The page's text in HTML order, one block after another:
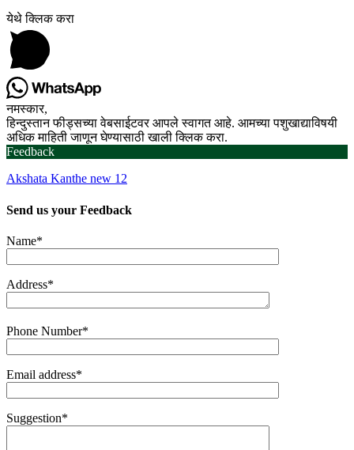
येथे क्लिक करा
नमस्कार,
हिन्दुस्तान फीड्सच्या वेबसाईटवर आपले स्वागत आहे. आमच्या पशुखाद्याविषयी
अधिक माहिती जाणून घेण्यासाठी खाली क्लिक करा.
Feedback
Akshata Kanthe new 12
Send us your Feedback
Name*
Address*
Phone Number*
Email address*
Suggestion*